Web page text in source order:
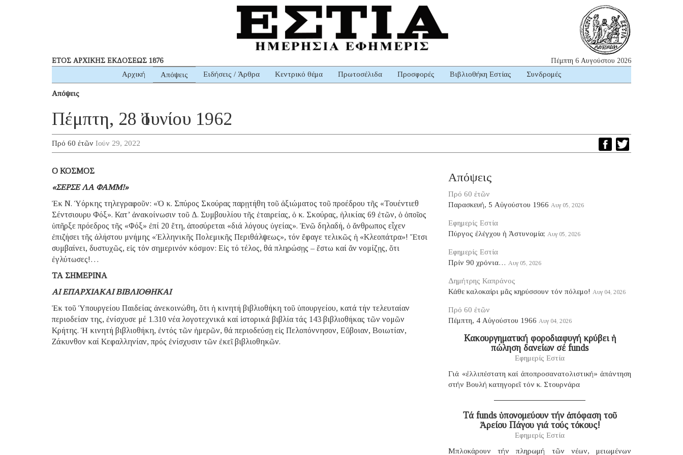
ΕΤΟΣ ΑΡΧΙΚΗΣ ΕΚΔΟΣΕΩΣ 1876 Πέμπτη 6 Αυγούστου 2026
Αρχική Απόψεις Ειδήσεις / Άρθρα Κεντρικό θέμα Πρωτοσέλιδα Προσφορές Βιβλιοθήκη Εστίας Συνδρομές
Απόψεις
Πέμπτη, 28 Ἰουνίου 1962
Πρό 60 ἐτῶν Ιούν 29, 2022
Ο ΚΟΣΜΟΣ
«ΣΕΡΣΕ ΛΑ ΦΑΜΜ!»
Ἐκ Ν. Ὑόρκης τηλεγραφοῦν: «Ὁ κ. Σπύρος Σκούρας παρῃτήθη τοῦ ἀξιώματος τοῦ προέδρου τῆς «Τουέντιεθ
Σέντσιουρυ Φόξ». Κατ’ ἀνακοίνωσιν τοῦ Δ. Συμβουλίου τῆς ἑταιρείας, ὁ κ. Σκούρας, ἡλικίας 69 ἐτῶν, ὁ ὁποῖος
ὑπῆρξε πρόεδρος τῆς «Φόξ» ἐπί 20 ἔτη, ἀποσύρεται «διά λόγους ὑγείας». Ἐνῶ δηλαδή, ὁ ἄνθρωπος εἶχεν
ἐπιζήσει τῆς ἀλήστου μνήμης «Ἑλληνικῆς Πολεμικῆς Περιθάλψεως», τόν ἔφαγε τελικῶς ἡ «Κλεοπάτρα»! Ἔτσι
συμβαίνει, δυστυχῶς, εἰς τόν σημερινόν κόσμον: Εἰς τό τέλος, θά πληρώσῃς – ἔστω καί ἄν νομίζῃς, ὅτι
ἐγλύτωσες!…
ΤΑ ΣΗΜΕΡΙΝΑ
ΑΙ ΕΠΑΡΧΙΑΚΑΙ ΒΙΒΛΙΟΘΗΚΑΙ
Ἐκ τοῦ Ὑπουργείου Παιδείας ἀνεκοινώθη, ὅτι ἡ κινητή βιβλιοθήκη τοῦ ὑπουργείου, κατά τήν τελευταίαν
περιοδείαν της, ἐνίσχυσε μέ 1.310 νέα λογοτεχνικά καί ἱστορικά βιβλία τάς 143 βιβλιοθήκας τῶν νομῶν
Κρήτης. Ἡ κινητή βιβλιοθήκη, ἐντός τῶν ἡμερῶν, θά περιοδεύσῃ εἰς Πελοπόννησον, Εὔβοιαν, Βοιωτίαν,
Ζάκυνθον καί Κεφαλληνίαν, πρός ἐνίσχυσιν τῶν ἐκεῖ βιβλιοθηκῶν.
Απόψεις
Πρό 60 ἐτῶν
Παρασκευή, 5 Αὐγούστου 1966 Αυγ 05, 2026
Εφημερίς Εστία
Πύργος ἐλέγχου ἡ Ἀστυνομία; Αυγ 05, 2026
Εφημερίς Εστία
Πρίν 90 χρόνια… Αυγ 05, 2026
Δημήτρης Καπράνος
Κάθε καλοκαίρι μᾶς κηρύσσουν τόν πόλεμο! Αυγ 04, 2026
Πρό 60 ἐτῶν
Πέμπτη, 4 Αὐγούστου 1966 Αυγ 04, 2026
Κακουργηματική φοροδιαφυγή κρύβει ἡ
πώληση δανείων σέ funds
Εφημερίς Εστία
Γιά «ἐλλιπέστατη καί ἀποπροσανατολιστική» ἀπάντηση
στήν Βουλή κατηγορεῖ τόν κ. Στουρνάρα
Τά funds ὑπονομεύουν τήν ἀπόφαση τοῦ
Ἀρείου Πάγου γιά τούς τόκους!
Εφημερίς Εστία
Μπλοκάρουν τήν πληρωμή τῶν νέων, μειωμένων